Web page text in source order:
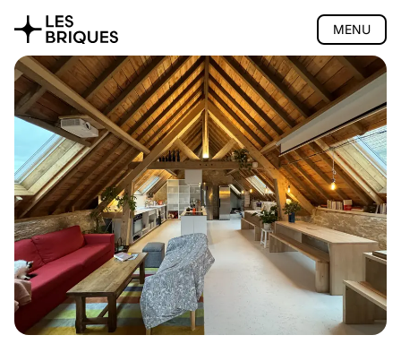
MENU
Coliving
Présentation
La maison
Espace nuit
Activités
Communauté
Accès
Tarifs
FAQ
Réserver
Coworking